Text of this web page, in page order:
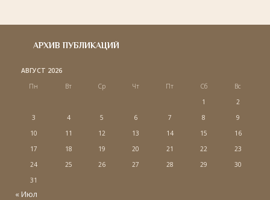
АРХИВ ПУБЛИКАЦИЙ
АВГУСТ 2026
Пн
Вт Ср Чт Пт Сб
Вс
1
2
3
4 5 6 7 8
9
10
11 12 13 14 15
16
17
18 19 20 21 22
23
24
25 26 27 28 29
30
31
« Июл